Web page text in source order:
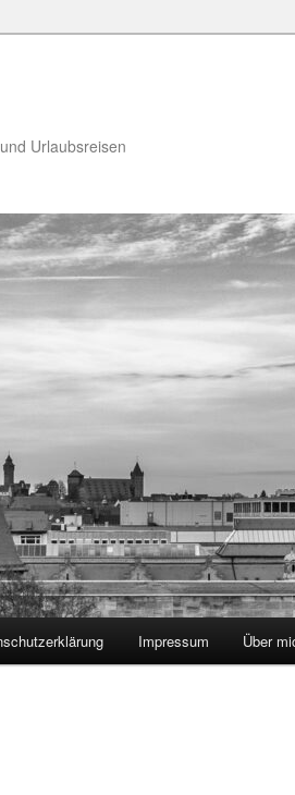
Urlaubsreisen
Impressum Über